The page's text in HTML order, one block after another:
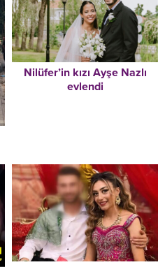
Nilüfer’in kızı Ayşe Nazlı
evlendi